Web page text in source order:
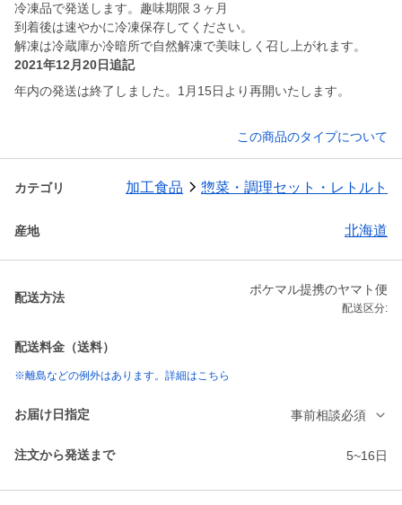
冷凍品で発送します。趣味期限３ヶ月
到着後は速やかに冷凍保存してください。
解凍は冷蔵庫か冷暗所で自然解凍で美味しく召し上がれます。
2021年12月20日追記
年内の発送は終了しました。1月15日より再開いたします。
この商品のタイプについて
カテゴリ 加工食品 惣菜・調理セット・レトルト
産地 北海道
配送方法
ポケマル提携のヤマト便
配送区分:
配送料金（送料）
※離島などの例外はあります。詳細はこちら
お届け日指定 事前相談必須
注文から発送まで 5~16日